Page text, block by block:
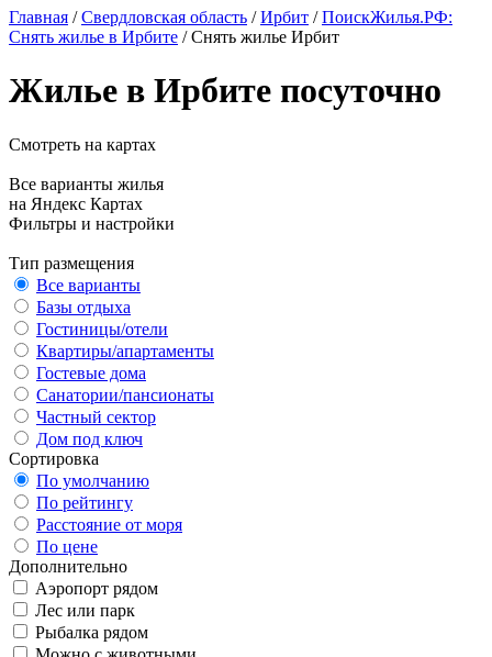
Главная /Свердловская область /Ирбит /ПоискЖилья.РФ:
Снять жилье в Ирбите / Снять жилье Ирбит
Жилье в Ирбите посуточно
Смотреть на картах
Все варианты жилья
на Яндекс Картах
Фильтры и настройки
Тип размещения
Все варианты
Базы отдыха
Гостиницы/отели
Квартиры/апартаменты
Гостевые дома
Санатории/пансионаты
Частный сектор
Дом под ключ
Сортировка
По умолчанию
По рейтингу
Расстояние от моря
По цене
Дополнительно
Аэропорт рядом
Лес или парк
Рыбалка рядом